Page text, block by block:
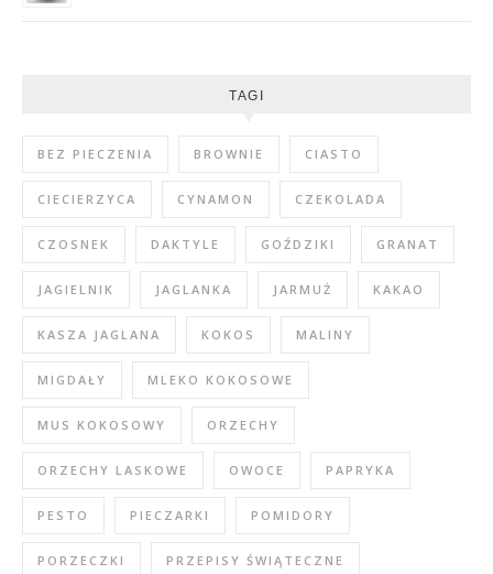
TAGI
BEZ PIECZENIA BROWNIE CIASTO
CIECIERZYCA CYNAMON CZEKOLADA
CZOSNEK DAKTYLE GOŹDZIKI GRANAT
JAGIELNIK JAGLANKA JARMUŻ KAKAO
KASZA JAGLANA KOKOS MALINY
MIGDAŁY MLEKO KOKOSOWE
MUS KOKOSOWY ORZECHY
ORZECHY LASKOWE OWOCE PAPRYKA
PESTO PIECZARKI POMIDORY
PORZECZKI PRZEPISY ŚWIĄTECZNE